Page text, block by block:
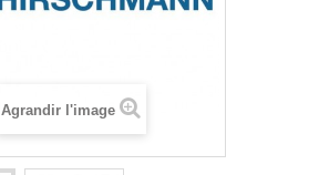
Agrandir l'image